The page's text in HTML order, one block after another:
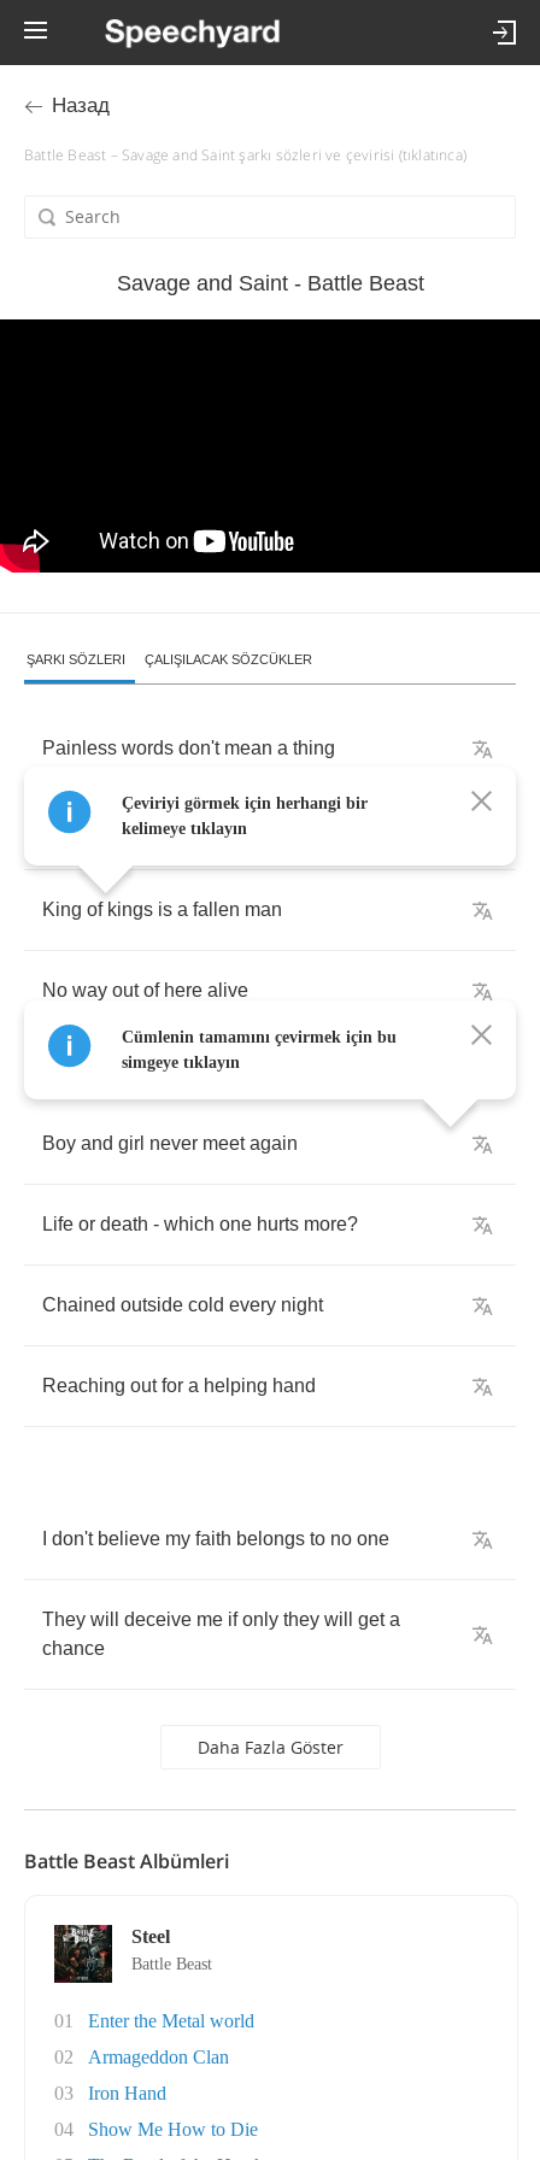
Назад
Battle Beast – Savage and Saint şarkı sözleri ve çevirisi (tıklatınca)
Savage and Saint - Battle Beast
ŞARKI SÖZLERI ÇALIŞILACAK SÖZCÜKLER
Painless words don't mean a thing
Stainless world is a gift of
King of kings is a fallen man
No way out of here alive
Boy and girl never meet again
Life or death - which one hurts more?
Chained outside cold every night
Reaching out for a helping hand
don't believe my faith belongs to no one
They will deceive me if only they will get a
chance
Daha Fazla Göster
Çeviriyi görmek için herhangi bir
kelimeye tıklayın
Cümlenin tamamını çevirmek için bu
simgeye tıklayın
Battle Beast Albümleri
Steel
Battle Beast
01
Enter the Metal world
02
Armageddon Clan
03
Iron Hand
04
Show Me How to Die